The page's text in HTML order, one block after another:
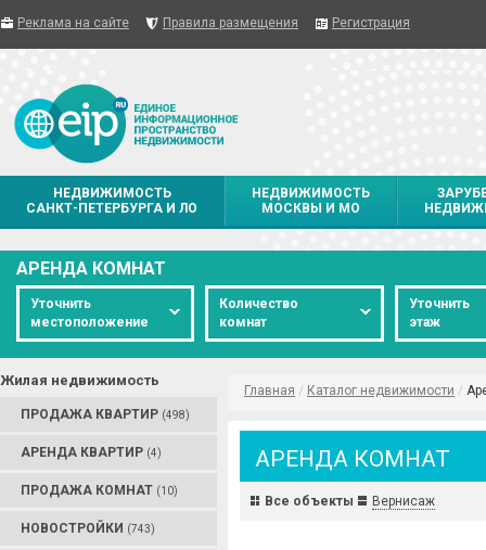
Реклама на сайте Правила размещения Регистрация
НЕДВИЖИМОСТЬ
САНКТ-ПЕТЕРБУРГА И ЛО
НЕДВИЖИМОСТЬ
МОСКВЫ И МО
АРЕНДА КОМНАТ
Уточнить
местоположение
Количество
комнат
Уточнить
этаж
Жилая недвижимость
ПРОДАЖА КВАРТИР (498)
АРЕНДА КВАРТИР (4)
ПРОДАЖА КОМНАТ (10)
НОВОСТРОЙКИ (743)
Главная / Каталог недвижимости /
АРЕНДА КОМНАТ
Все объекты Вернисаж